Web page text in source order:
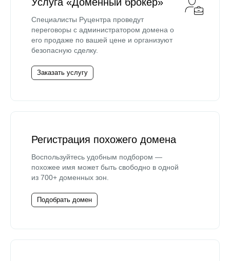
Специалисты Руцентра проведут
переговоры с администратором домена о
его продаже по вашей цене и организуют
безопасную сделку.
Заказать услугу
Регистрация похожего домена
Воспользуйтесь удобным подбором —
похожее имя может быть свободно в одной
из 700+ доменных зон.
Подобрать домен